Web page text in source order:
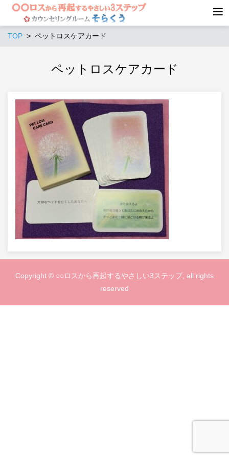
TOP ペットロスケアカード
ペットロスケアカード
Copyright © ○○ロスから再起するやさしい3ステップ, all rights
reserved